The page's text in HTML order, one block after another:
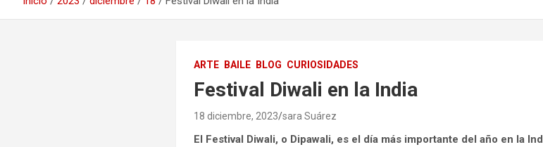
ARTE BAILE BLOG CURIOSIDADES
Festival Diwali en la India
18 diciembre, 2023 sara Suárez
El Festival Diwali, o Dipawali, es el día más importante del año en la